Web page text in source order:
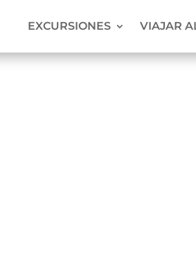
EXCURSIONES VIAJAR